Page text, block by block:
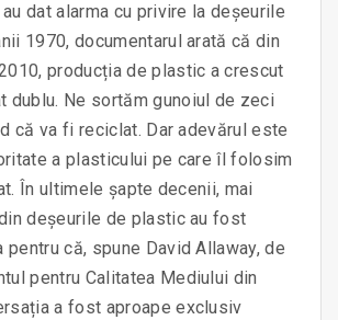
dat alarma cu privire la deșeurile
1970, documentarul arată că din
producția de plastic a crescut
dublu. Ne sortăm gunoiul de zeci
că va fi reciclat. Dar adevărul este
a plasticului pe care îl folosim
În ultimele șapte decenii, mai
deșeurile de plastic au fost
pentru că, spune David Allaway, de
pentru Calitatea Mediului din
a fost aproape exclusiv